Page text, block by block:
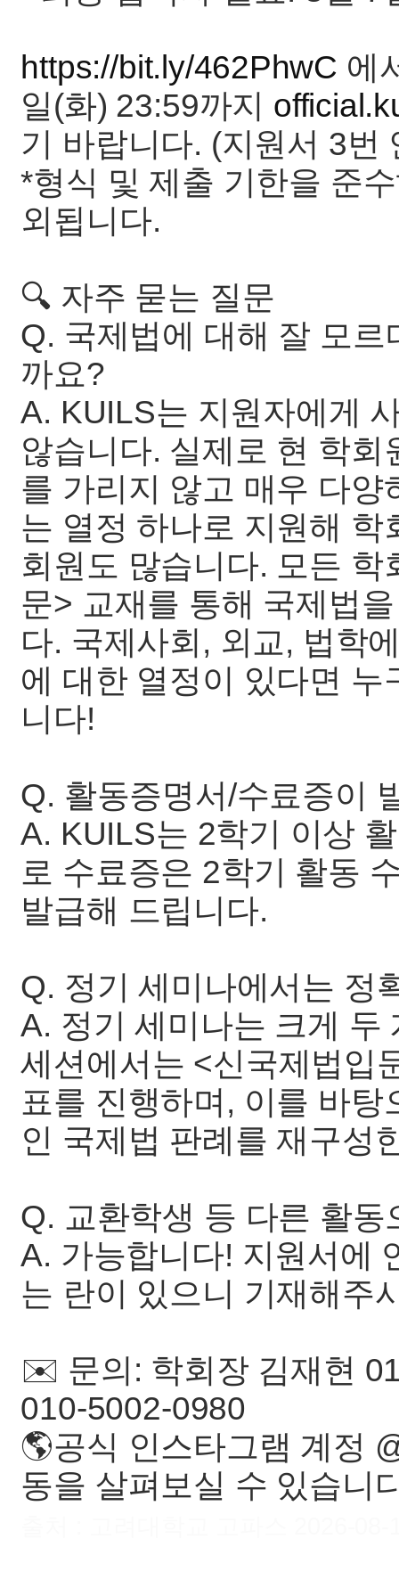
https://bit.ly/462PhwC 에
일(화) 23:59까지
기 바랍니다. (지원서 3번
*형식 및 제출 기한을 준
외됩니다.
🔍 자주 묻는 질문
Q. 국제법에 대해 잘 모
까요?
A. KUILS는 지원자에게
않습니다. 실제로 현 학
를 가리지 않고 매우 다
는 열정 하나로 지원해
회원도 많습니다. 모든
문> 교재를 통해 국제법
다. 국제사회, 외교, 법학
에 대한 열정이 있다면
니다!
Q. 활동증명서/수료증이
A. KUILS는 2학기 이상
로 수료증은 2학기 활동
발급해 드립니다.
Q. 정기 세미나에서는 정
A. 정기 세미나는 크게 두
세션에서는 <신국제법입
표를 진행하며, 이를 바
인 국제법 판례를 재구성
Q. 교환학생 등 다른 활
A. 가능합니다! 지원서에
는 란이 있으니 기재해주
✉️ 문의: 학회장 김재현
010-5002-0980
🌎공식 인스타그램 계정
동을 살펴보실 수 있습니